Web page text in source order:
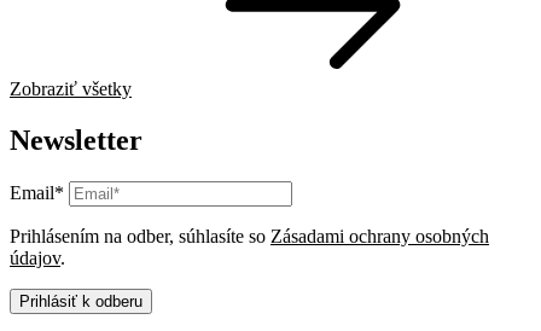
Zobraziť všetky
Newsletter
Email*
Prihlásením na odber, súhlasíte so Zásadami ochrany osobných
údajov.
Prihlásiť k odberu